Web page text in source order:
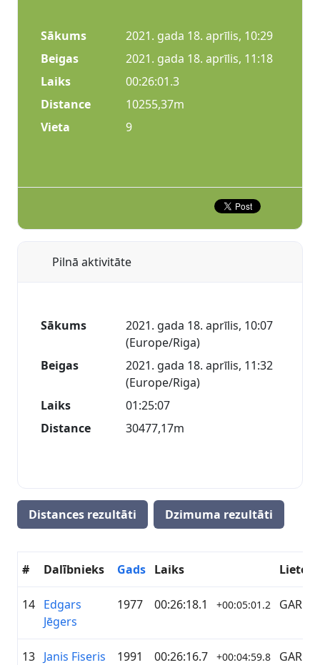
Sākums
2021. gada 18. aprīlis, 10:29
Beigas
2021. gada 18. aprīlis, 11:18
Laiks
00:26:01.3
Distance
10255,37m
Vieta
9
Pilnā aktivitāte
Sākums
2021. gada 18. aprīlis, 10:07
(Europe/Riga)
Beigas
2021. gada 18. aprīlis, 11:32
(Europe/Riga)
Laiks
01:25:07
Distance
30477,17m
Distances rezultāti Dzimuma rezultāti
# Dalībnieks Gads Laiks Lietots
14 Edgars
Jēgers
1977 00:26:18.1 +00:05:01.2
13 Janis Fiseris 1991 00:26:16.7 +00:04:59.8